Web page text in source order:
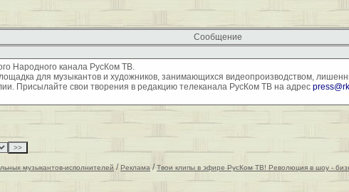
Сообщение
Народного канала РусКом ТВ.
для музыкантов и художников, занимающихся видеопроизводством,
Присылайте свои творения в редакцию телеканала РусКом ТВ на адрес
музыкантов-исполнителей /Реклама/Твои клипы в эфире РусКом ТВ! Революция в шоу -